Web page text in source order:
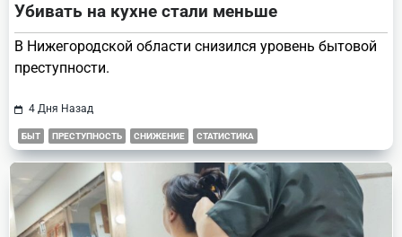
Убивать на кухне стали меньше
В Нижегородской области снизился уровень бытовой
преступности.
4 Дня Назад
БЫТ ПРЕСТУПНОСТЬ СНИЖЕНИЕ СТАТИСТИКА